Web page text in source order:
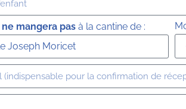
ne mangera pas à la cantine de :